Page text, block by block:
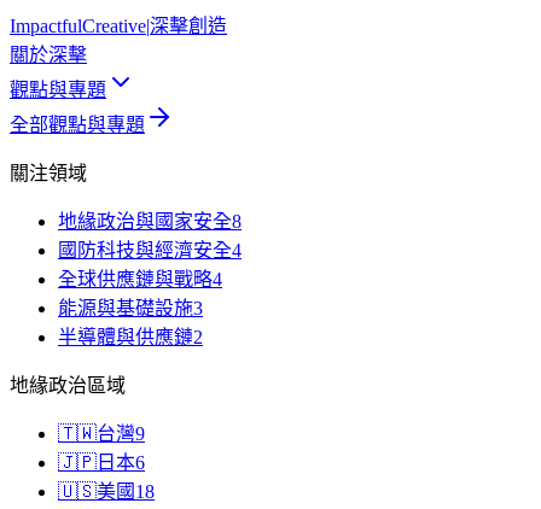
ImpactfulCreative|深擊創造
關於深擊
觀點與專題
全部觀點與專題
關注領域
地緣政治與國家安全8
國防科技與經濟安全4
全球供應鏈與戰略4
能源與基礎設施3
半導體與供應鏈2
地緣政治區域
🇹🇼台灣9
🇯🇵 日本6
🇺🇸美國 18